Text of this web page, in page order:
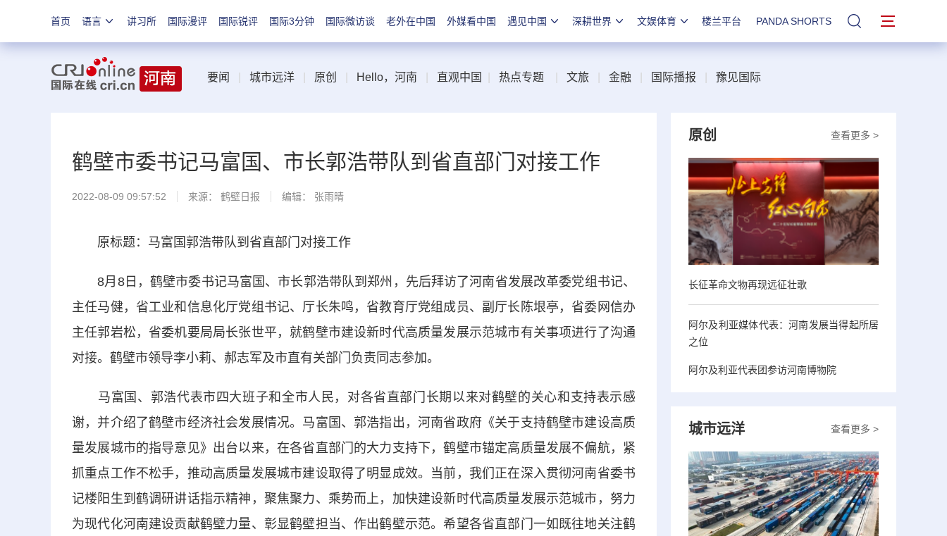
首页 语言 讲习所 国际漫评 国际锐评 国际3分钟 国际微访谈 老外在中国 外媒看中国 遇见中国 深耕世界 文娱体育 楼兰平台 PANDA SHORTS 站内搜索
要闻 城市远洋 原创 Hello，河南 直观中国 热点专题 文旅 金融 国际播报 豫见国际
鹤壁市委书记马富国、市长郭浩带队到省直部门对接工作
2022-08-09 09:57:52 来源： 鹤壁日报 编辑： 张雨晴
原标题：马富国郭浩带队到省直部门对接工作
8月8日，鹤壁市委书记马富国、市长郭浩带队到郑州，先后拜访了河南省发展改革委党组书记、
主任马健，省工业和信息化厅党组书记、厅长朱鸣，省教育厅党组成员、副厅长陈垠亭，省委网信办
主任郭岩松，省委机要局局长张世平，就鹤壁市建设新时代高质量发展示范城市有关事项进行了沟通
对接。鹤壁市领导李小莉、郝志军及市直有关部门负责同志参加。
马富国、郭浩代表市四大班子和全市人民，对各省直部门长期以来对鹤壁的关心和支持表示感
谢，并介绍了鹤壁市经济社会发展情况。马富国、郭浩指出，河南省政府《关于支持鹤壁市建设高质
量发展城市的指导意见》出台以来，在各省直部门的大力支持下，鹤壁市锚定高质量发展不偏航，紧
抓重点工作不松手，推动高质量发展城市建设取得了明显成效。当前，我们正在深入贯彻河南省委书
记楼阳生到鹤调研讲话指示精神，聚焦聚力、乘势而上，加快建设新时代高质量发展示范城市，努力
为现代化河南建设贡献鹤壁力量、彰显鹤壁担当、作出鹤壁示范。希望各省直部门一如既往地关注鹤
查看更多 >
原创
长征革命文物再现远征壮歌
阿尔及利亚媒体代表：河南发展当得起所居
之位
阿尔及利亚代表团参访河南博物院
查看更多 >
城市远洋